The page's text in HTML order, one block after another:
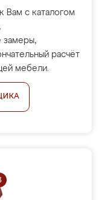
Вам с каталогом
замеры,
расчёт
мебели.